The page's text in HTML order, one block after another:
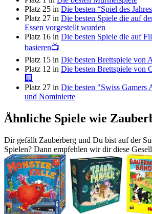
Platz 25 in Die besten “Spiel des
Platz 27 in Die besten Spiele die auf
Essen vorgestellt wurden
Platz 16 in Die besten Spiele die auf
basieren📺
Platz 15 in Die besten Brettspiele
Platz 12 in Die besten Brettspiele
🏢
Platz 27 in Die besten "Swiss
und Nominierte
Ähnliche Spiele wie
Dir gefällt Zauberberg und Du bist auf der
Spielen? Dann empfehlen wir dir diese